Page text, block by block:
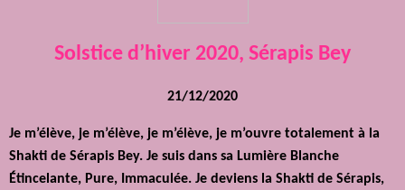
Solstice d’hiver 2020, Sérapis Bey
21/12/2020
Je m’élève, je m’élève, je m’élève, je m’ouvre totalement à la
Shakti de Sérapis Bey. Je suis dans sa Lumière Blanche
Étincelante, Pure, Immaculée. Je deviens la Shakti de Sérapis,